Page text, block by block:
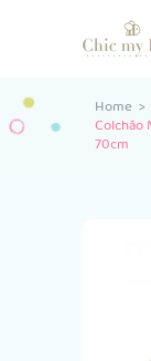
Home >
Colchão
70cm